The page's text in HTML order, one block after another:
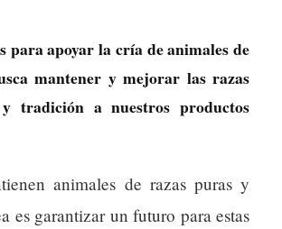
para apoyar la cría de animales de
mantener y mejorar las razas
tradición a nuestros productos
animales de razas puras y
es garantizar un futuro para estas